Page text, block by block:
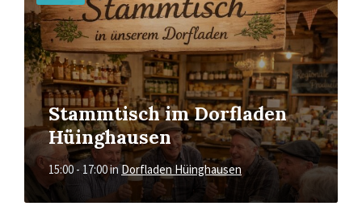
Stammtisch im Dorfladen
Hüinghausen
15:00 - 17:00inDorfladen Hüinghausen